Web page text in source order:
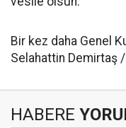
Bir kez daha Genel
Selahattin Demirtaş /
HABERE